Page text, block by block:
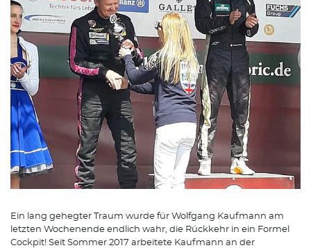
Ein lang gehegter Traum wurde für Wolfgang Kaufmann am
letzten Wochenende endlich wahr, die Rückkehr in ein Formel
Cockpit! Seit Sommer 2017 arbeitete Kaufmann an der